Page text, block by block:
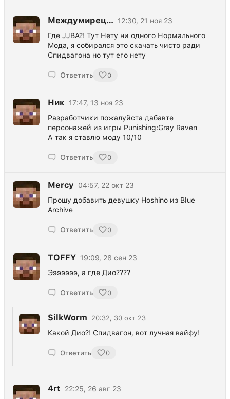
Междумирец…
12:30, 21 ноя 23
Где JJBA?! Тут Нету ни одного Нормального
Мода, я собирался это скачать чисто ради
Спидвагона но тут его нету
Ответить 0
Ник
17:47, 13 ноя 23
Разработчики пожалуйста дабавте
персонажей из игры Punishing:Gray Raven
А так я ставлю моду 10/10
Ответить 0
Mercy
04:57, 22 окт 23
Прошу добавить девушку Hoshino из Blue
Archive
Ответить 0
TOFFY 19:09, 28 сен 23
Эээээээ, а где Дио????
Ответить 0
SilkWorm 20:32, 30 окт 23
Какой Дио?! Спидвагон, вот лучная вайфу!
Ответить 0
4rt
22:25, 26 авг 23